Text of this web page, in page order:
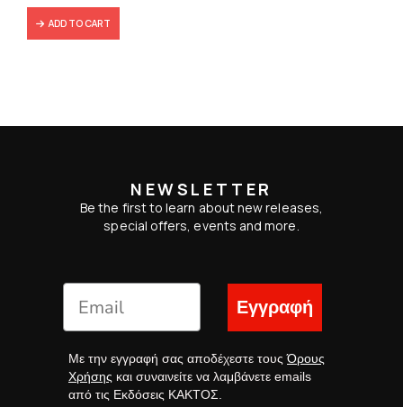
ADD TO CART
NEWSLETTER
Be the first to learn about new releases,
special offers, events and more.
Εγγραφή
Με την εγγραφή σας αποδέχεστε τουςΌρους
Χρήσης και συναινείτε να λαμβάνετε emails
από τις Εκδόσεις ΚΑΚΤΟΣ.